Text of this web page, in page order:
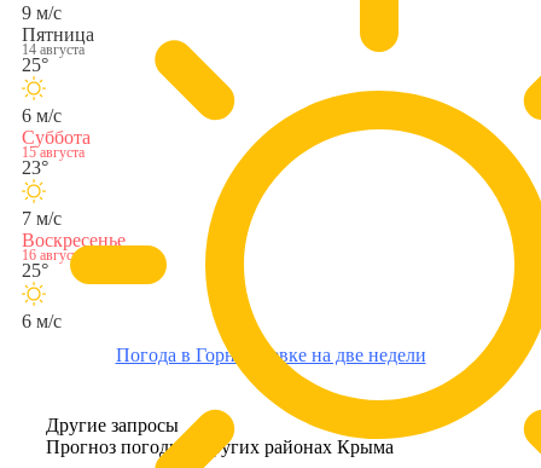
9 м/с
Пятница
14 августа
25°
6 м/с
Суббота
15 августа
23°
7 м/с
Воскресенье
16 августа
25°
6 м/с
Погода в Горностаевке на две недели
Другие запросы
Прогноз погоды в других районах Крыма